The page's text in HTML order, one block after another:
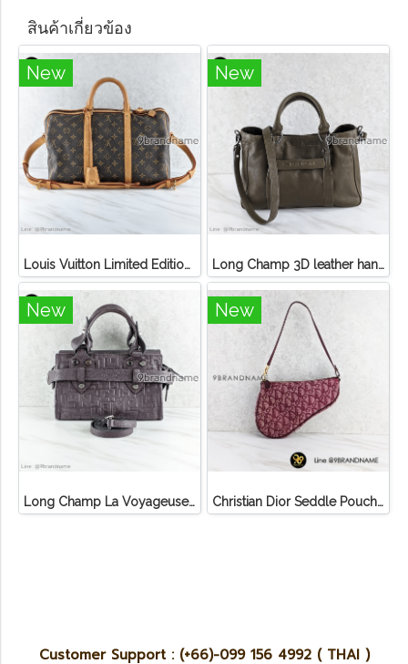
สินค้าเกี่ยวข้อง
New
Louis Vuitton Limited Edition Monogram Canvas Sofia Coppola SC Bag
New
Long Champ 3D leather handbag
New
Long Champ La Voyageuse Bag Leather
New
Christian Dior Seddle Pouch Accessory Hand Bag
Customer Support : (+66)-099 156 4992 ( THAI )